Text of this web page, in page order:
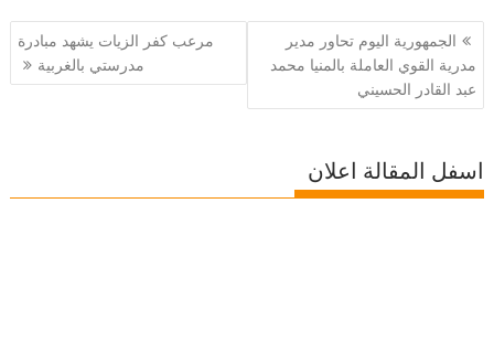
تصفّح
المقالات
الجمهورية اليوم تحاور مدير
مدرية القوي العاملة بالمنيا محمد
عبد القادر الحسيني
مرعب كفر الزيات يشهد مبادرة
مدرستي بالغربية
اسفل المقالة اعلان